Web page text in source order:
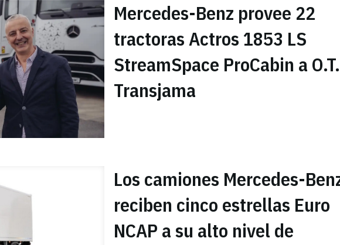
Mercedes-Benz provee 22
tractoras Actros 1853 LS
StreamSpace ProCabin a O.T.
Transjama
Los camiones Mercedes-
reciben cinco estrellas Euro
NCAP a su alto nivel de